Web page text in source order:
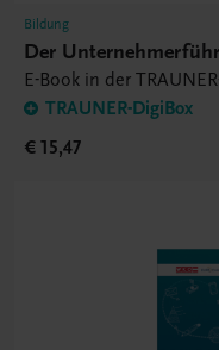
Bildung
Der
E-Book in der
TRAUNER-DigiBox
€ 15,47